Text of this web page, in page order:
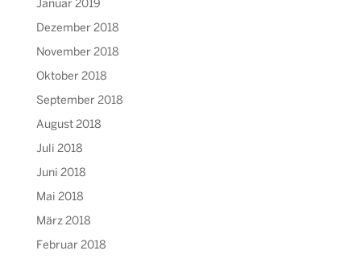
Januar 2019
Dezember 2018
November 2018
Oktober 2018
September 2018
August 2018
Juli 2018
Juni 2018
Mai 2018
März 2018
Februar 2018